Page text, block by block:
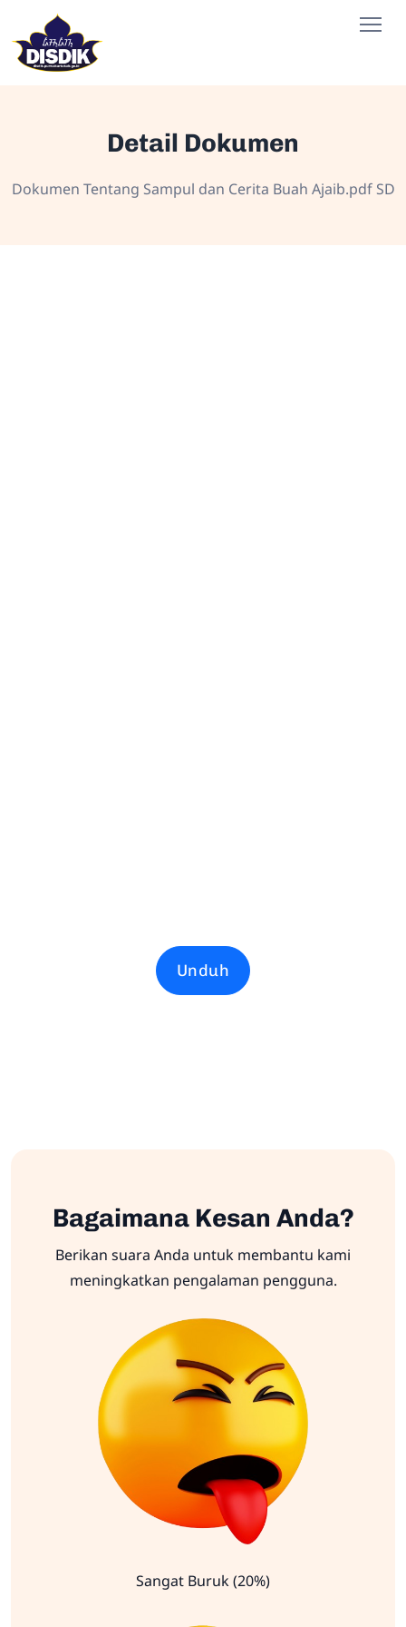
Detail Dokumen
Dokumen Tentang Sampul dan Cerita Buah Ajaib.pdf SD
Unduh
Bagaimana Kesan Anda?
Berikan suara Anda untuk membantu kami
meningkatkan pengalaman pengguna.
Sangat Buruk (20%)